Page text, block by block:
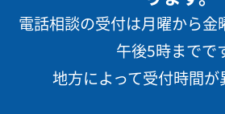
電話相談の受付は月曜から金
午後5時までで
地方によって受付時間が